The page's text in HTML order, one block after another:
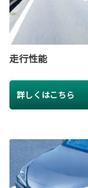
走行性能
詳しくはこちら